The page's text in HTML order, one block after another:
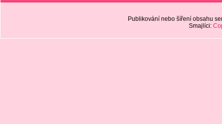
Publikování nebo šíření obsahu
Smajlíci: